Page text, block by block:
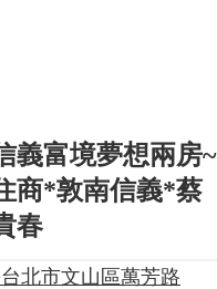
義富境夢想兩房~
商*敦南信義*蔡
春
北市文山區萬芳路